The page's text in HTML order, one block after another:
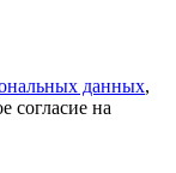
данных,
согласие на